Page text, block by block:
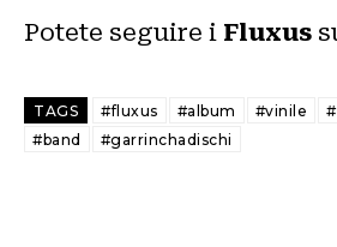
Potete seguire i Fluxus
TAGS #fluxus #album #vinile
#band
#garrinchadischi